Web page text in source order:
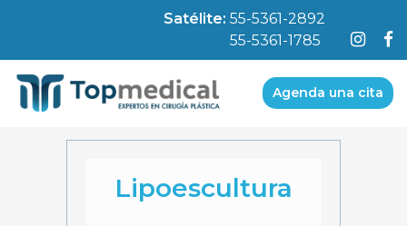
Satélite: 55-5361-2892
55-5361-1785
Agenda una cita
Lipoescultura